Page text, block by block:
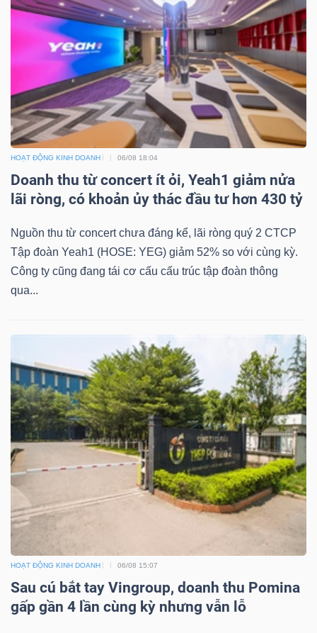
HOẠT ĐỘNG KINH DOANH 06/08 18:04
Doanh thu từ concert ít ỏi, Yeah1 giảm nửa
lãi ròng, có khoản ủy thác đầu tư hơn 430 tỷ
Nguồn thu từ concert chưa đáng kể, lãi ròng quý 2 CTCP
Tập đoàn Yeah1 (HOSE: YEG) giảm 52% so với cùng kỳ.
Công ty cũng đang tái cơ cấu cấu trúc tập đoàn thông
qua...
HOẠT ĐỘNG KINH DOANH 06/08 15:07
Sau cú bắt tay Vingroup, doanh thu Pomina
gấp gần 4 lần cùng kỳ nhưng vẫn lỗ
(-)
(-)
Đào
tạo
Sách
Công
cụ
đầu
tư
thông
tài
chính